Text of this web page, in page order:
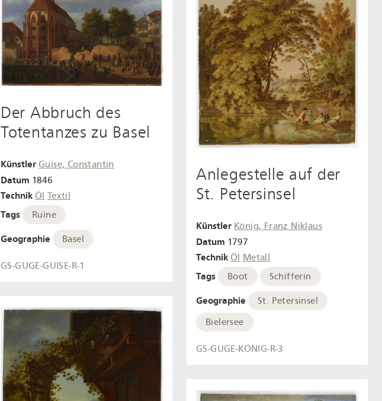
Der Abbruch des
Totentanzes zu Basel
Künstler Guise, Constantin
Datum 1846
Technik Öl Textil
Tags Ruine
Geographie Basel
GS-GUGE-GUISE-R-1
Anlegestelle auf der
St. Petersinsel
Künstler König, Franz Niklaus
Datum 1797
Technik Öl Metall
Tags Boot Schifferin
Geographie
St. Petersinsel
Bielersee
GS-GUGE-KÖNIG-R-3